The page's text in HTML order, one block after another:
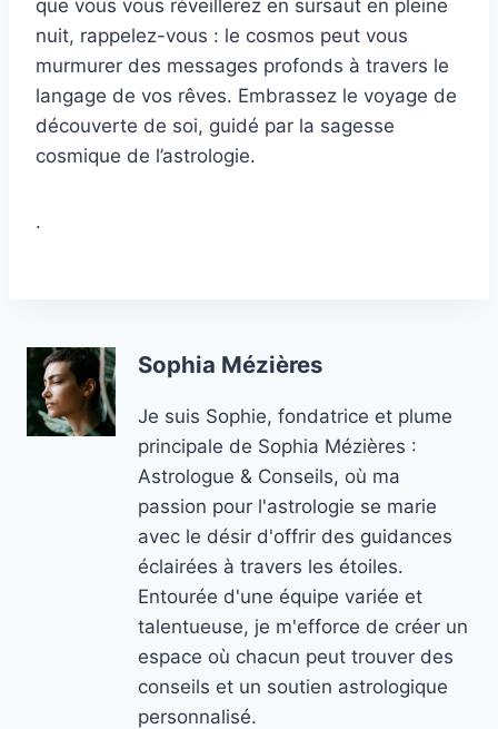
que vous vous réveillerez en sursaut en pleine
nuit, rappelez-vous : le cosmos peut vous
murmurer des messages profonds à travers le
langage de vos rêves. Embrassez le voyage de
découverte de soi, guidé par la sagesse
cosmique de l’astrologie.
.
Sophia Mézières
Je suis Sophie, fondatrice et plume
principale de Sophia Mézières :
Astrologue & Conseils, où ma
passion pour l'astrologie se marie
avec le désir d'offrir des guidances
éclairées à travers les étoiles.
Entourée d'une équipe variée et
talentueuse, je m'efforce de créer un
espace où chacun peut trouver des
conseils et un soutien astrologique
personnalisé.